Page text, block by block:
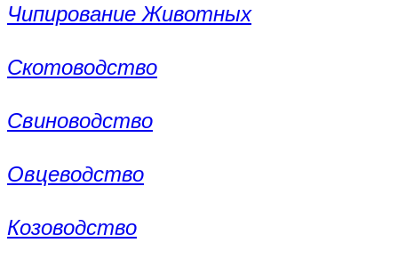
Чипирование Животных
Скотоводство
Свиноводство
Овцеводство
Козоводство